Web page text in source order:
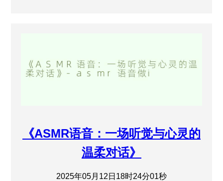
《ASMR语音：一场听觉与心灵的
温柔对话》
2025年05月12日18时24分01秒